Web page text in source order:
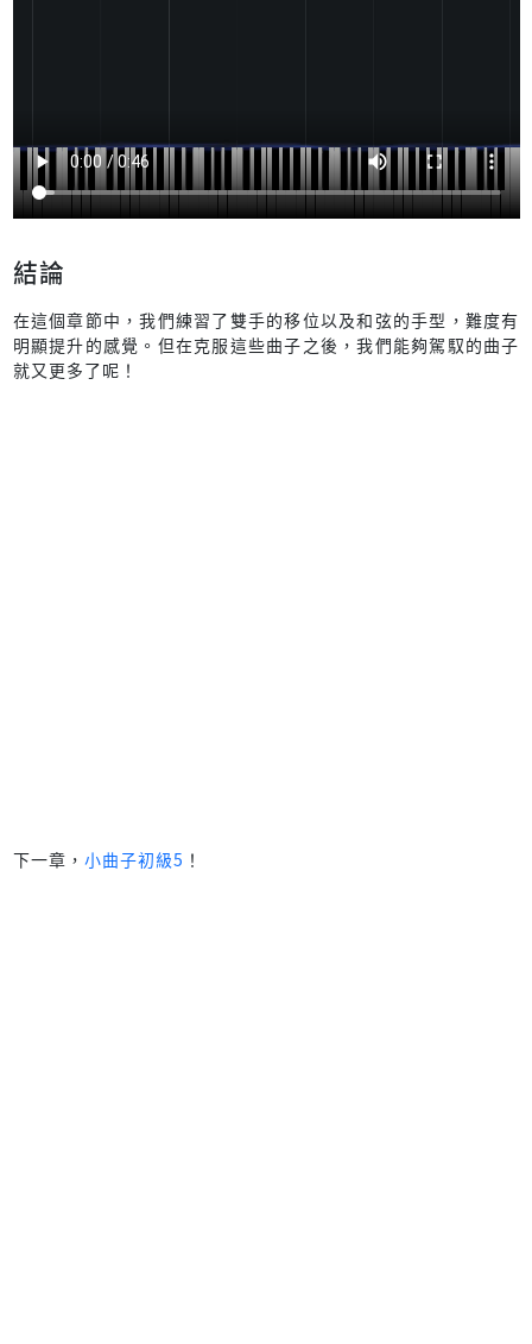
結論
在這個章節中，我們練習了雙手的移位以及和弦的手型，難度有
明顯提升的感覺。但在克服這些曲子之後，我們能夠駕馭的曲子
就又更多了呢！
下一章， 小曲子初級5 ！